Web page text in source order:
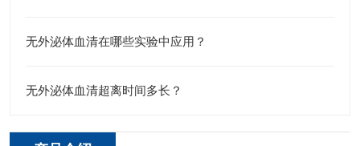
无外泌体血清在哪些实验中应用？
无外泌体血清超离时间多长？